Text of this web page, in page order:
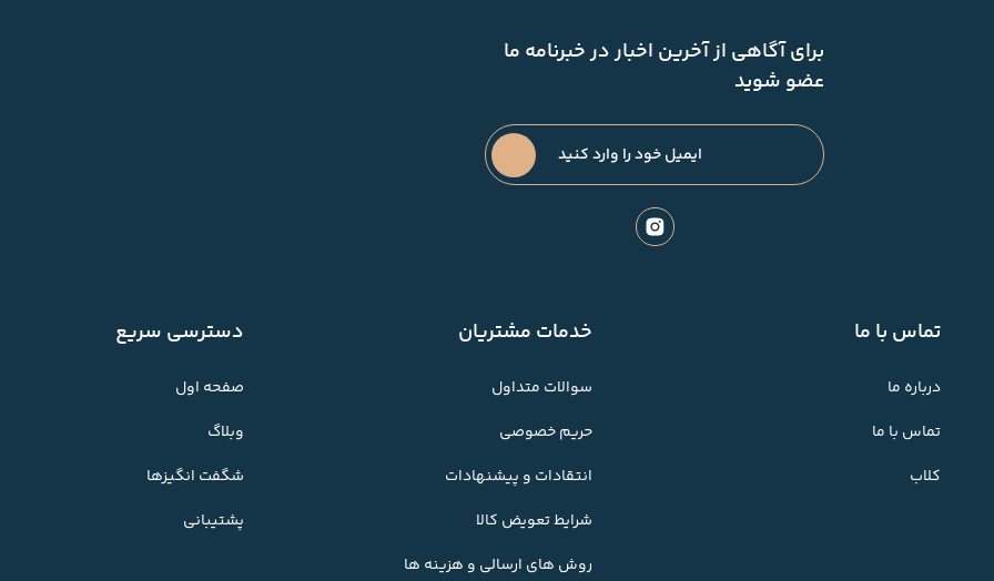
برای آگاهی از آخرین اخبار در خبرنامه ما
عضو شوید
تماس با ما
درباره ما
تماس با ما
کلاب
خدمات مشتریان
سوالات متداول
حریم خصوصی
انتقادات و پیشنهادات
شرایط تعویض کالا
روش های ارسالی و هزینه ها
دسترسی سریع
صفحه اول
وبلاگ
شگفت انگیزها
پشتیبانی